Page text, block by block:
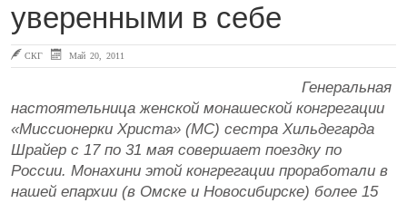
уверенными в себе
СКГ Май 20, 2011
Генеральная
настоятельница женской монашеской конгрегации
«Миссионерки Христа» (MC) сестра Хильдегарда
Шрайер с 17 по 31 мая совершает поездку по
России. Монахини этой конгрегации проработали в
нашей епархии (в Омске и Новосибирске) более 15